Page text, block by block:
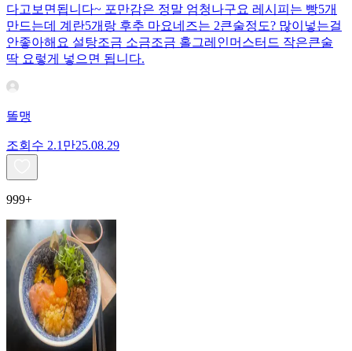
다고보면됩니다~ 포만감은 정말 엄청나구요 레시피는 빵5개
만드는데 계란5개랑 후추 마요네즈는 2큰술정도? 많이넣는걸
안좋아해요 설탕조금 소금조금 홀그레인머스터드 작은큰술
딱 요렇게 넣으면 됩니다.
똘맹
조회수 2.1만25.08.29
999+